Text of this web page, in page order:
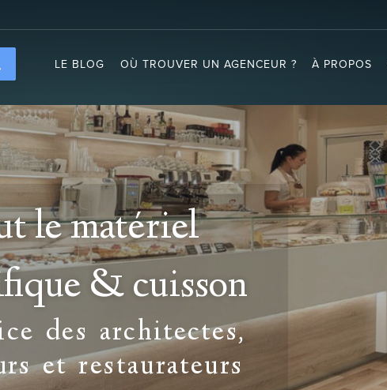
LE BLOG OÙ TROUVER UN AGENCEUR ? À PROPOS
le matériel
& cuisson
des architectes,
et restaurateurs